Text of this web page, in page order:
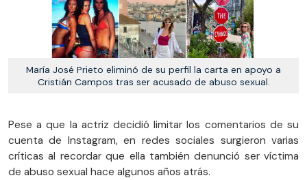
María José Prieto eliminó de su perfil la carta en apoyo a
Cristián Campos tras ser acusado de abuso sexual.
Pese a que la actriz decidió limitar los comentarios de su
cuenta de Instagram, en redes sociales surgieron varias
críticas al recordar que ella también denunció ser víctima
de abuso sexual hace algunos años atrás.